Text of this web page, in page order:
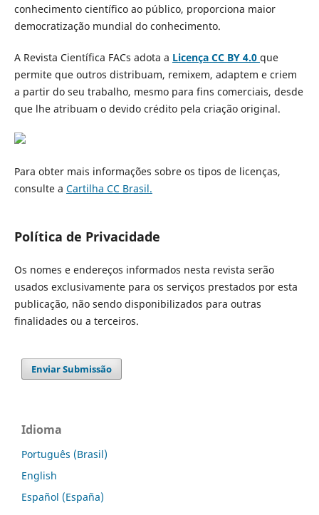
conhecimento científico ao público, proporciona maior
democratização mundial do conhecimento.
A Revista Científica FACs adota a Licença CC BY 4.0 que
permite que outros distribuam, remixem, adaptem e criem
a partir do seu trabalho, mesmo para fins comerciais, desde
que lhe atribuam o devido crédito pela criação original.
Para obter mais informações sobre os tipos de licenças,
consulte a Cartilha CC Brasil.
Política de Privacidade
Os nomes e endereços informados nesta revista serão
usados exclusivamente para os serviços prestados por esta
publicação, não sendo disponibilizados para outras
finalidades ou a terceiros.
Enviar Submissão
Idioma
Português (Brasil)
English
Español (España)